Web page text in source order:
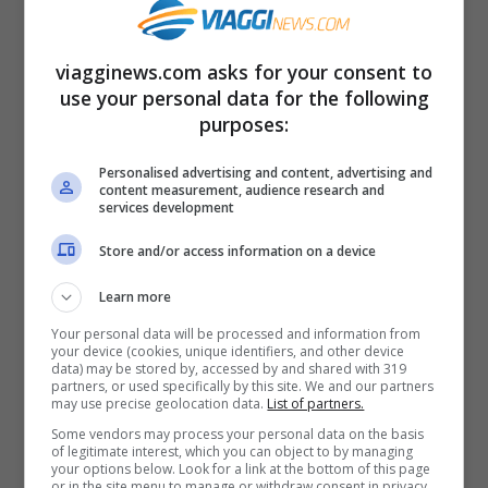
scoperta storicamente e scientificamente
documentata.
Una volta che conosci la Lourdes di Sicilia, ci vorrai
ritornare!- ViaggiNews.com
viagginews.com asks for your consent to
use your personal data for the following
purposes:
Personalised advertising and content, advertising and
content measurement, audience research and
services development
Store and/or access information on a device
Learn more
Your personal data will be processed and information from
your device (cookies, unique identifiers, and other device
data) may be stored by, accessed by and shared with 319
partners, or used specifically by this site. We and our partners
may use precise geolocation data. List of partners.
Some vendors may process your personal data on the basis
of legitimate interest, which you can object to by managing
your options below. Look for a link at the bottom of this page